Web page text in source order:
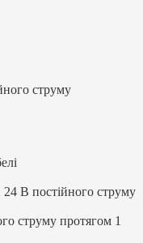
струму
В постійного струму
струму протягом 1